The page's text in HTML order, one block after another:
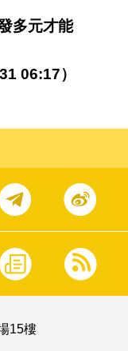
多元才能
06:17）
15樓